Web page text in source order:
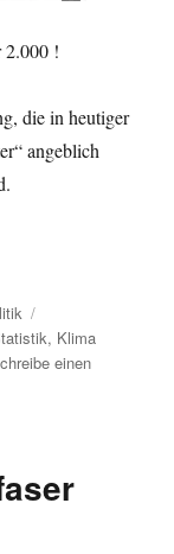
2.000 !
die in heutiger
angeblich
!“
, Klima
einen